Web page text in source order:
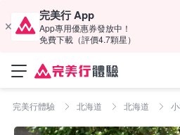
完美行 App
App專用優惠券發放中！
免費下載（評價4.7顆星）
完美行體驗 北海道 北海道